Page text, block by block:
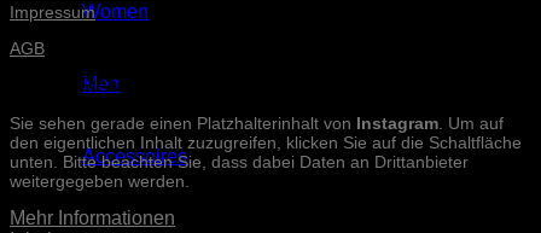
Women
Men
Accessoires
Impressum
AGB
INSTAGRAM-POSTS
Sie sehen gerade einen Platzhalterinhalt von Instagram . Um auf
den eigentlichen Inhalt zuzugreifen, klicken Sie auf die Schaltfläche
unten. Bitte beachten Sie, dass dabei Daten an Drittanbieter
weitergegeben werden.
Mehr Informationen